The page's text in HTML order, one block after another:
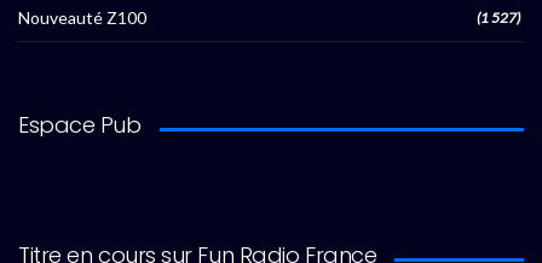
Nouveauté Z100 (1 527)
Espace Pub
Titre en cours sur Fun Radio France